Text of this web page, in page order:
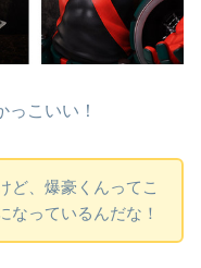
こいい！
ど、爆豪くんってこ
なっているんだな！